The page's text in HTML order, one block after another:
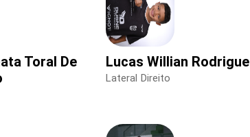
Toral De
Lucas Willian
Lateral Direito